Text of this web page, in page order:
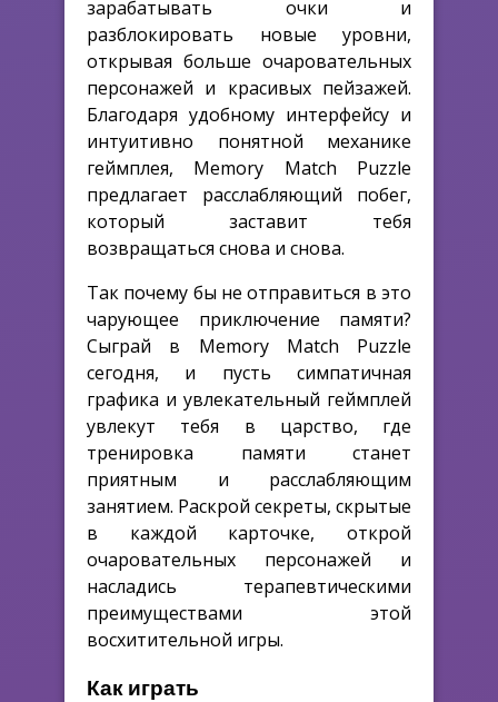
зарабатывать очки и
разблокировать новые уровни,
открывая больше очаровательных
персонажей и красивых пейзажей.
Благодаря удобному интерфейсу и
интуитивно понятной механике
геймплея, Memory Match Puzzle
предлагает расслабляющий побег,
который заставит тебя
возвращаться снова и снова.
Так почему бы не отправиться в это
чарующее приключение памяти?
Сыграй в Memory Match Puzzle
сегодня, и пусть симпатичная
графика и увлекательный геймплей
увлекут тебя в царство, где
тренировка памяти станет
приятным и расслабляющим
занятием. Раскрой секреты, скрытые
в каждой карточке, открой
очаровательных персонажей и
насладись терапевтическими
преимуществами этой
восхитительной игры.
Как играть